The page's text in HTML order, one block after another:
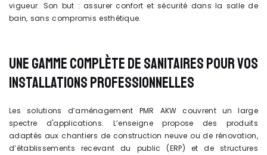
vigueur. Son but : assurer confort et sécurité dans la salle de
bain, sans compromis esthétique.
UNE GAMME COMPLÈTE DE SANITAIRES POUR VOS
INSTALLATIONS PROFESSIONNELLES
Les solutions d’aménagement PMR AKW couvrent un large
spectre d'applications. L’enseigne propose des produits
adaptés aux chantiers de construction neuve ou de rénovation,
d’établissements recevant du public (ERP) et de structures